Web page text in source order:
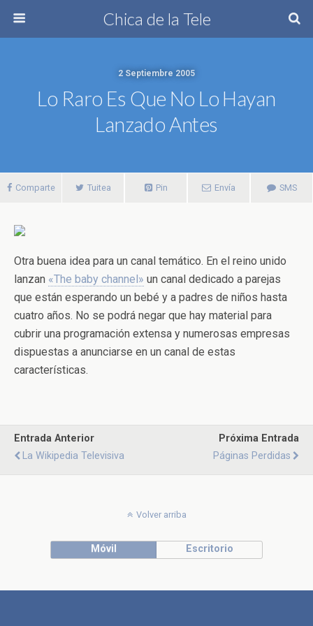
Chica de la Tele
2 Septiembre 2005
Lo Raro Es Que No Lo Hayan
Lanzado Antes
Comparte Tuitea Pin Envía SMS
Otra buena idea para un canal temático. En el reino unido
lanzan «The baby channel» un canal dedicado a parejas
que están esperando un bebé y a padres de niños hasta
cuatro años. No se podrá negar que hay material para
cubrir una programación extensa y numerosas empresas
dispuestas a anunciarse en un canal de estas
características.
Entrada Anterior
La Wikipedia Televisiva
Próxima Entrada
Páginas Perdidas
Volver arriba
Móvil Escritorio